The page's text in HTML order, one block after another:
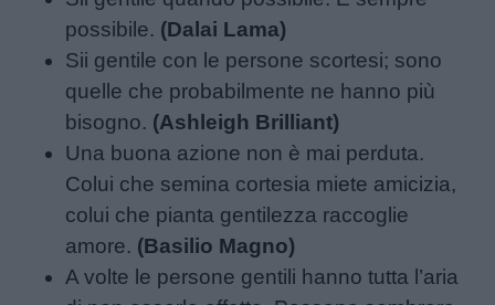
possibile. (Dalai Lama)
Sii gentile con le persone scortesi; sono
quelle che probabilmente ne hanno più
bisogno. (Ashleigh Brilliant)
Una buona azione non è mai perduta.
Colui che semina cortesia miete amicizia,
colui che pianta gentilezza raccoglie
amore. (Basilio Magno)
A volte le persone gentili hanno tutta l’aria